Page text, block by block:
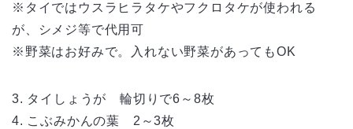
※タイではウスラヒラタケやフクロタケが使われる
が、シメジ等で代用可
※野菜はお好みで。入れない野菜があってもOK
3. タイしょうが 輪切りで6～8枚
4. こぶみかんの葉 2～3枚